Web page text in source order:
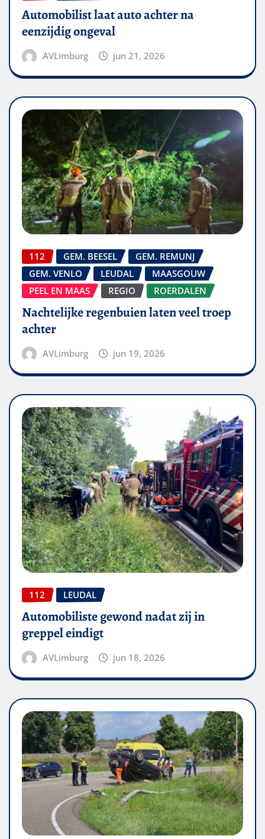
Automobilist laat auto achter na
eenzijdig ongeval
AVLimburg jun 21, 2026
112 GEM. BEESEL
GEM. REMUNJ
GEM. VENLO
LEUDAL
MAASGOUW
PEEL EN MAAS
REGIO ROERDALEN
Nachtelijke regenbuien laten veel troep
achter
AVLimburg jun 19, 2026
112 LEUDAL
Automobiliste gewond nadat zij in
greppel eindigt
AVLimburg jun 18, 2026